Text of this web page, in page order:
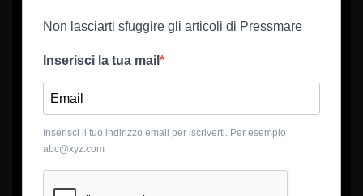
Non lasciarti sfuggire gli articoli di Pressmare
Inserisci la tua mail
Inserisci il tuo indirizzo email per iscriverti. Per esempio
abc@xyz.com